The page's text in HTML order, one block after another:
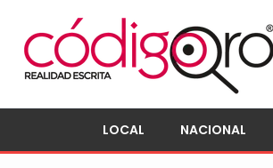
LOCAL NACIONAL